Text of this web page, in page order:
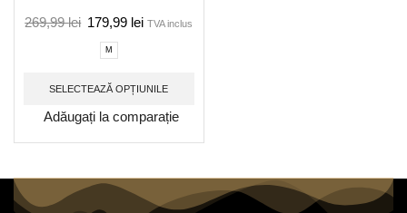
269,99lei 179,99 lei TVA inclus
M
SELECTEAZĂ OPȚIUNILE
Adăugați la comparație